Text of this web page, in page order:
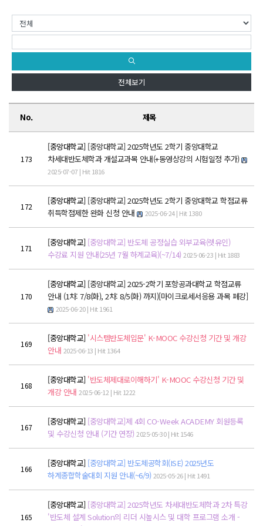
소개
POLAR expert
POLAR W-square
POLAR edu
경진대회
POLARIS LOC
경진대회
TCAT
SIF 2026
소개
개회사
게시판
공지사항
News
행사
Q&A
전체보기
No. 제목
173
[중앙대학교] [중앙대학교] 2025학년도 2학기 중앙대학교
차세대반도체학과 개설교과목 안내(+동영상강의 시험일정 추가)
2025-07-07 | Hit 1816
172
[중앙대학교] [중앙대학교] 2025학년도 2학기 중앙대학교 학점교류
취득학점제한 완화 신청 안내
2025-06-24 | Hit 1380
171
[중앙대학교] [중앙대학교] 반도체 공정실습 외부교육(렛유인)
수강료 지원 안내(25년 7월 하계교육)(~7/14) 2025-06-23 | Hit 1883
170
[중앙대학교] [중앙대학교] 2025-2학기 포항공과대학교 학점교류
안내 (1차: 7/8(화), 2차: 8/5(화) 까지)[마이크로세서응용 과목 폐강]
2025-06-20 | Hit 1961
169
[중앙대학교] '시스템반도체입문' K-MOOC 수강신청 기간 및 개강
안내 2025-06-13 | Hit 1364
168
[중앙대학교] '반도체제대로이해하기' K-MOOC 수강신청 기간 및
개강 안내 2025-06-12 | Hit 1222
167
[중앙대학교] [중앙대학교]제 4회 CO-Week ACADEMY 회원등록
및 수강신청 안내 (기간 연장) 2025-05-30 | Hit 1546
166
[중앙대학교] [중앙대학교] 반도체공학회(ISE) 2025년도
하계종합학술대회 지원 안내(~6/9) 2025-05-26 | Hit 1491
165
[중앙대학교] [중앙대학교] 2025학년도 차세대반도체학과 2차 특강
'반도체 설계 Solution의 리더 시높시스 및 대학 프로그램 소개 -